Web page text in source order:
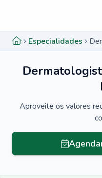
Especialidades
Aproveite os valores